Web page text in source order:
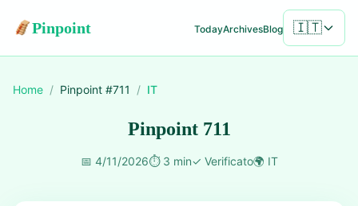
Pinpoint TodayArchivesBlog 🇮🇹
Home / Pinpoint #711 / IT
Pinpoint 711
📅 4/11/2026⏱️ 3 min✓ Verificato🌍 IT